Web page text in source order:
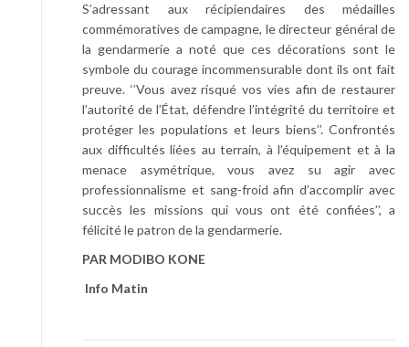
S’adressant aux récipiendaires des médailles
commémoratives de campagne, le directeur général de
la gendarmerie a noté que ces décorations sont le
symbole du courage incommensurable dont ils ont fait
preuve. ‘’Vous avez risqué vos vies afin de restaurer
l’autorité de l’État, défendre l’intégrité du territoire et
protéger les populations et leurs biens’’. Confrontés
aux difficultés liées au terrain, à l’équipement et à la
menace asymétrique, vous avez su agir avec
professionnalisme et sang-froid afin d’accomplir avec
succès les missions qui vous ont été confiées’’, a
félicité le patron de la gendarmerie.
PAR MODIBO KONE
Info Matin